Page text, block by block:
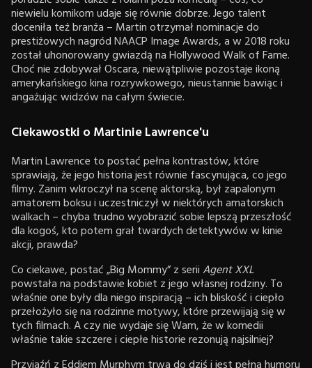
niewielu komikom udaje się równie dobrze. Jego talent
doceniła też branża – Martin otrzymał nominacje do
prestiżowych nagród NAACP Image Awards, a w 2018 roku
został uhonorowany gwiazdą na Hollywood Walk of Fame.
Choć nie zdobywał Oscara, niewątpliwie pozostaje ikoną
amerykańskiego kina rozrywkowego, nieustannie bawiąc i
angażując widzów na całym świecie.
Ciekawostki o Martinie Lawrence'u
Martin Lawrence to postać pełna kontrastów, które
sprawiają, że jego historia jest równie fascynująca, co jego
filmy. Zanim wkroczył na scenę aktorską, był zapalonym
amatorem boksu i uczestniczył w niektórych amatorskich
walkach – chyba trudno wyobrazić sobie lepszą przeszłość
dla kogoś, kto potem grał twardych detektywów w kinie
akcji, prawda?
Co ciekawe, postać „Big Mommy” z seriiAgent XXL
powstała na podstawie kobiet z jego własnej rodziny. To
właśnie one były dla niego inspiracją – ich bliskość i ciepło
przełożyło się na rodzinne motywy, które przewijają się w
tych filmach. A czy nie wydaje się Wam, że w komedii
właśnie takie szczere i ciepłe historie rezonują najsilniej?